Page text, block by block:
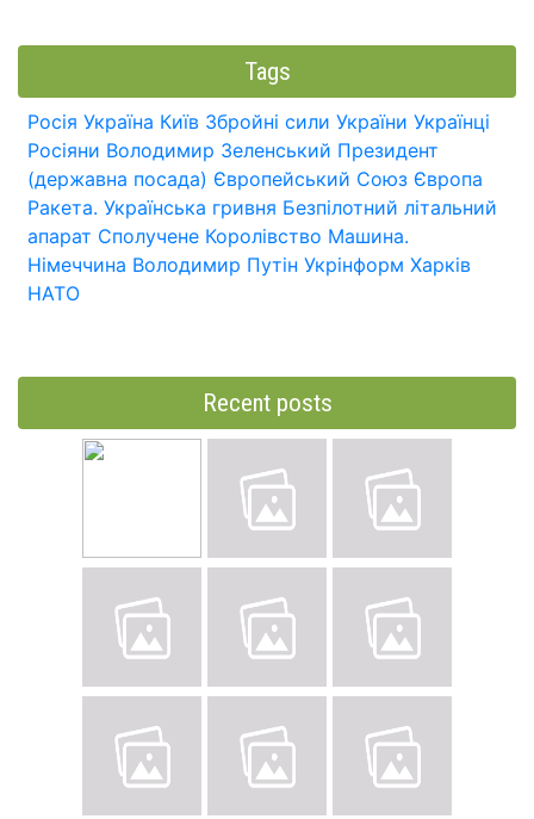
Tags
Росія Україна Київ Збройні сили України Українці
Росіяни Володимир Зеленський Президент
(державна посада) Європейський Союз Європа
Ракета. Українська гривня Безпілотний літальний
апарат Сполучене Королівство Машина.
Німеччина Володимир Путін Укрінформ Харків
НАТО
Recent posts